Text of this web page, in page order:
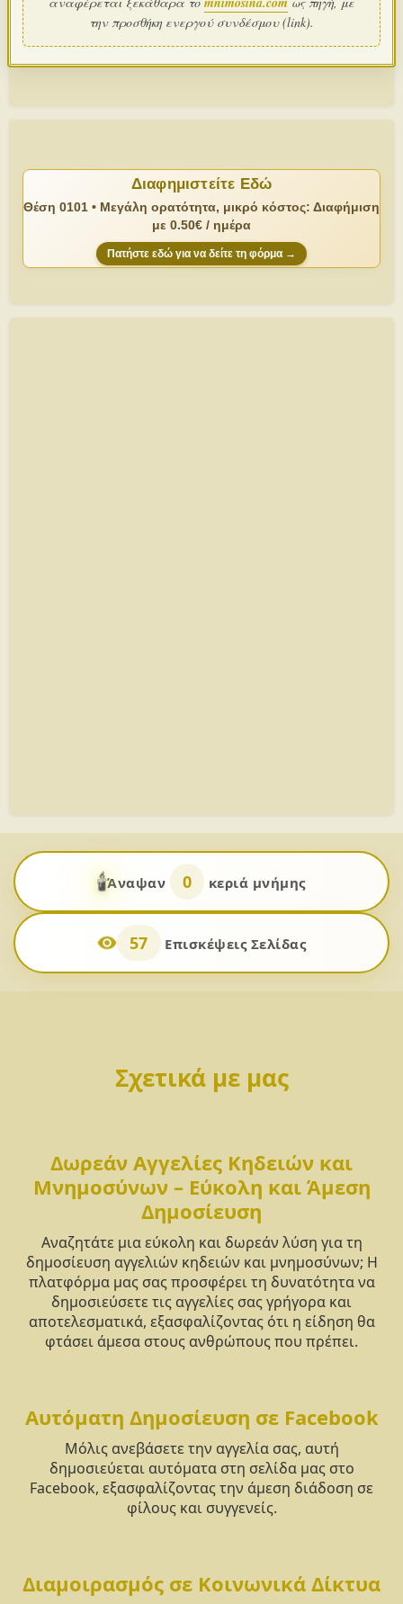
την προσθήκη ενεργού συνδέσμου (link).
Διαφημιστείτε Εδώ
Θέση 0101 • Μεγάλη ορατότητα, μικρό κόστος: Διαφήμιση
με 0.50€ / ημέρα
Πατήστε εδώ για να δείτε τη φόρμα →
🕯️Άναψαν 0 κεριά μνήμης
57 Επισκέψεις Σελίδας
Σχετικά με μας
Δωρεάν Αγγελίες Κηδειών και
Μνημοσύνων – Εύκολη και Άμεση
Δημοσίευση
Αναζητάτε μια εύκολη και δωρεάν λύση για τη
δημοσίευση αγγελιών κηδειών και μνημοσύνων; Η
πλατφόρμα μας σας προσφέρει τη δυνατότητα να
δημοσιεύσετε τις αγγελίες σας γρήγορα και
αποτελεσματικά, εξασφαλίζοντας ότι η είδηση θα
φτάσει άμεσα στους ανθρώπους που πρέπει.
Αυτόματη Δημοσίευση σε Facebook
Μόλις ανεβάσετε την αγγελία σας, αυτή
δημοσιεύεται αυτόματα στη σελίδα μας στο
Facebook, εξασφαλίζοντας την άμεση διάδοση σε
φίλους και συγγενείς.
Διαμοιρασμός σε Κοινωνικά Δίκτυα